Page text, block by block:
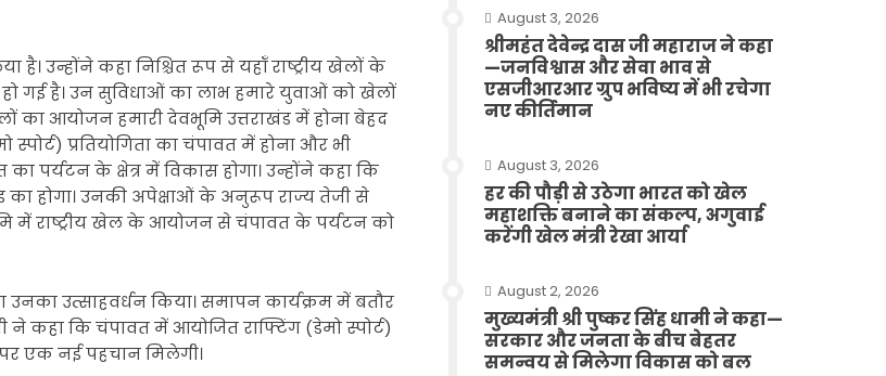
उन्होंने कहा निश्चित रूप से यहॉं राष्ट्रीय खेलों के
गई है। उन सुविधाओं का लाभ हमारे युवाओं को खेलों
का आयोजन हमारी देवभूमि उत्तराखंड में होना बेहद
स्पोर्ट) प्रतियोगिता का चंपावत में होना और भी
पर्यटन के क्षेत्र में विकास होगा। उन्होंने कहा कि
का होगा। उनकी अपेक्षाओं के अनुरूप राज्य तेजी से
में राष्ट्रीय खेल के आयोजन से चंपावत के पर्यटन को
उत्साहवर्धन किया। समापन कार्यक्रम में बतौर
कहा कि चंपावत में आयोजित राफ्टिंग (डेमो स्पोर्ट)
पर एक नई पहचान मिलेगी।
August 3, 2026
श्रीमहंत देवेन्द्र दास जी महाराज ने कहा
—जनविश्वास और सेवा भाव से
एसजीआरआर ग्रुप भविष्य में भी रचेगा
नए कीर्तिमान
August 3, 2026
हर की पौड़ी से उठेगा भारत को खेल
महाशक्ति बनाने का संकल्प, अगुवाई
करेंगी खेल मंत्री रेखा आर्या
August 2, 2026
मुख्यमंत्री श्री पुष्कर सिंह धामी ने कहा—
सरकार और जनता के बीच बेहतर
समन्वय से मिलेगा विकास को बल